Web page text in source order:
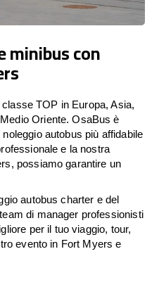
minibus con
TOP in Europa, Asia,
Oriente. OsaBus è
autobus più affidabile
e la nostra
possiamo garantire un
autobus charter e del
di manager professionisti
per il tuo viaggio, tour,
evento in Fort Myers e